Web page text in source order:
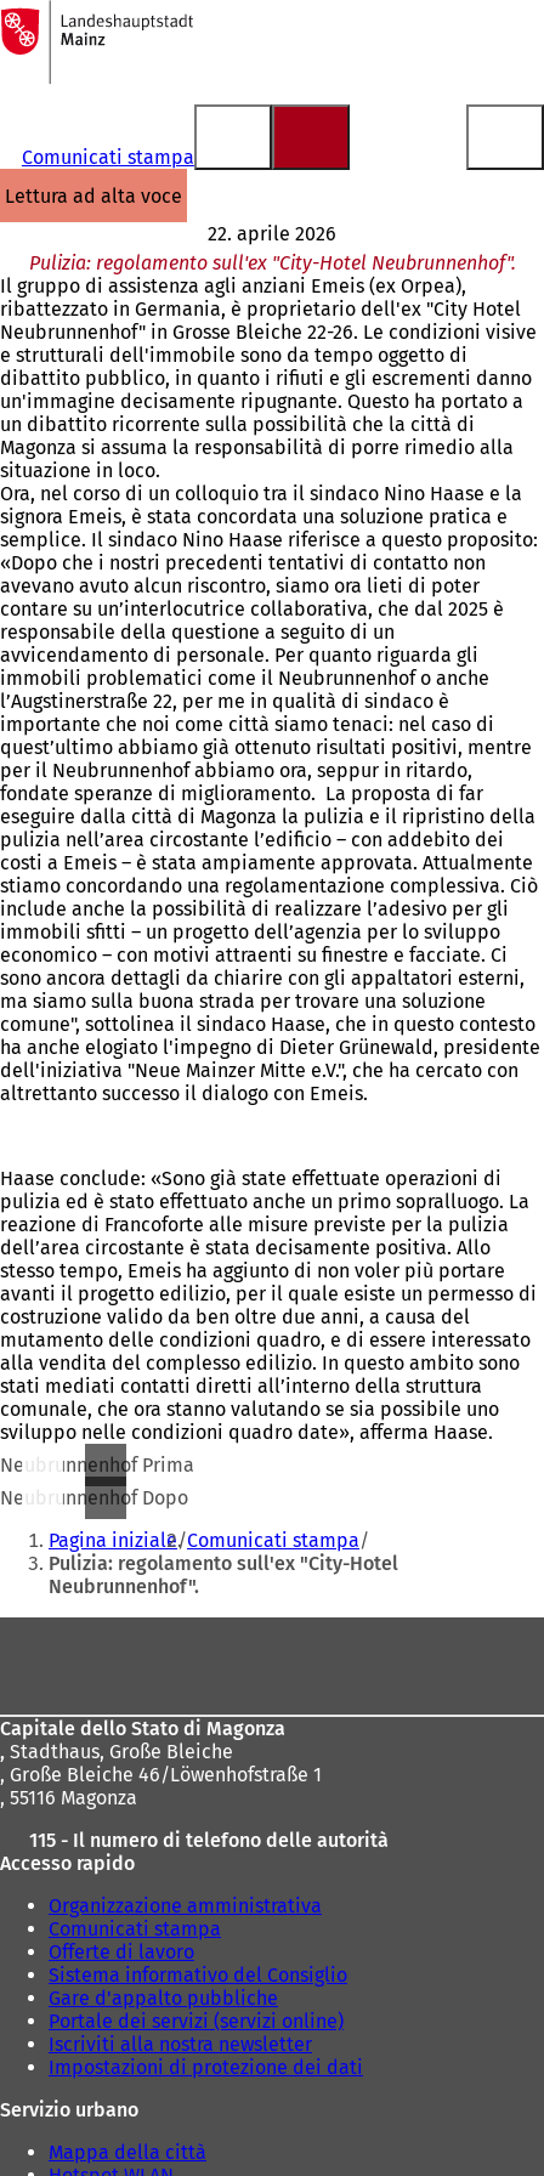
Vai al contenuto
Alla
pagina
iniziale
Comunicati stampa
lettura ad alta voce
22. aprile 2026
Pulizia: regolamento sull'ex "City-Hotel Neubrunnenhof".
Il gruppo di assistenza agli anziani Emeis (ex Orpea),
ribattezzato in Germania, è proprietario dell'ex "City Hotel
Neubrunnenhof" in Grosse Bleiche 22-26. Le condizioni visive
e strutturali dell'immobile sono da tempo oggetto di
dibattito pubblico, in quanto i rifiuti e gli escrementi danno
un'immagine decisamente ripugnante. Questo ha portato a
un dibattito ricorrente sulla possibilità che la città di
Magonza si assuma la responsabilità di porre rimedio alla
situazione in loco.
Ora, nel corso di un colloquio tra il sindaco Nino Haase e la
signora Emeis, è stata concordata una soluzione pratica e
semplice. Il sindaco Nino Haase riferisce a questo proposito:
«Dopo che i nostri precedenti tentativi di contatto non
avevano avuto alcun riscontro, siamo ora lieti di poter
contare su un’interlocutrice collaborativa, che dal 2025 è
responsabile della questione a seguito di un
avvicendamento di personale. Per quanto riguarda gli
immobili problematici come il Neubrunnenhof o anche
l’Augstinerstraße 22, per me in qualità di sindaco è
importante che noi come città siamo tenaci: nel caso di
quest’ultimo abbiamo già ottenuto risultati positivi, mentre
per il Neubrunnenhof abbiamo ora, seppur in ritardo,
fondate speranze di miglioramento. La proposta di far
eseguire dalla città di Magonza la pulizia e il ripristino della
pulizia nell’area circostante l’edificio – con addebito dei
costi a Emeis – è stata ampiamente approvata. Attualmente
stiamo concordando una regolamentazione complessiva. Ciò
include anche la possibilità di realizzare l’adesivo per gli
immobili sfitti – un progetto dell’agenzia per lo sviluppo
economico – con motivi attraenti su finestre e facciate. Ci
sono ancora dettagli da chiarire con gli appaltatori esterni,
ma siamo sulla buona strada per trovare una soluzione
comune", sottolinea il sindaco Haase, che in questo contesto
ha anche elogiato l'impegno di Dieter Grünewald, presidente
dell'iniziativa "Neue Mainzer Mitte e.V.", che ha cercato con
altrettanto successo il dialogo con Emeis.
Haase conclude: «Sono già state effettuate operazioni di
pulizia ed è stato effettuato anche un primo sopralluogo. La
reazione di Francoforte alle misure previste per la pulizia
dell’area circostante è stata decisamente positiva. Allo
stesso tempo, Emeis ha aggiunto di non voler più portare
avanti il progetto edilizio, per il quale esiste un permesso di
costruzione valido da ben oltre due anni, a causa del
mutamento delle condizioni quadro, e di essere interessato
alla vendita del complesso edilizio. In questo ambito sono
stati mediati contatti diretti all’interno della struttura
comunale, che ora stanno valutando se sia possibile uno
sviluppo nelle condizioni quadro date», afferma Haase.
Neubrunnenhof Prima
Neubrunnenhof Dopo
Siete
qui:
Pagina iniziale Comunicati stampa
Pulizia: regolamento sull'ex "City-Hotel
Neubrunnenhof".
Capitale dello Stato di Magonza
, Stadthaus, Große Bleiche
, Große Bleiche 46/Löwenhofstraße 1
, 55116 Magonza
115 - Il numero di telefono delle autorità
Accesso rapido
Organizzazione amministrativa
Comunicati stampa
Offerte di lavoro
Sistema informativo del Consiglio
Gare d'appalto pubbliche
Portale dei servizi (servizi online)
Iscriviti alla nostra newsletter
Impostazioni di protezione dei dati
Servizio urbano
Mappa della città